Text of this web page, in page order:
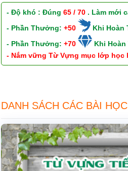
- Độ khó : Đúng65 / 70 . Làm mới
- Phần Thưởng:+50
Khi Hoàn
- Phần Thưởng:+70
Khi Hoàn
- Nắm vững Từ Vựng mục lớp học
DANH SÁCH CÁC BÀI HỌC